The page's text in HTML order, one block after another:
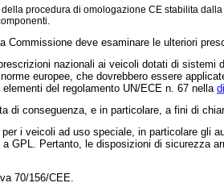
procedura di omologazione CE stabilita dalla
Commissione deve esaminare le ulteriori
nazionali ai veicoli dotati di
europee, che dovrebbero essere
del regolamento UN/ECE n. 67 nella
di conseguenza, e in particolare, a fini di
i veicoli ad uso speciale, in particolare
GPL. Pertanto, le disposizioni di sicurezza
70/156/CEE.